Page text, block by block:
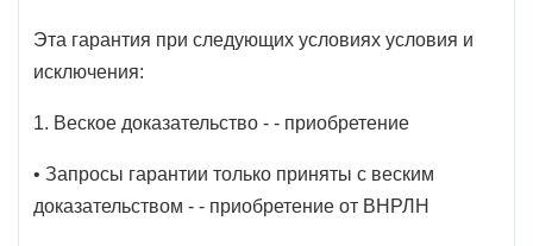
Эта гарантия при следующих условиях условия и
исключения:
1. Веское доказательство - - приобретение
• Запросы гарантии только приняты с веским
доказательством - - приобретение от ВНРЛН